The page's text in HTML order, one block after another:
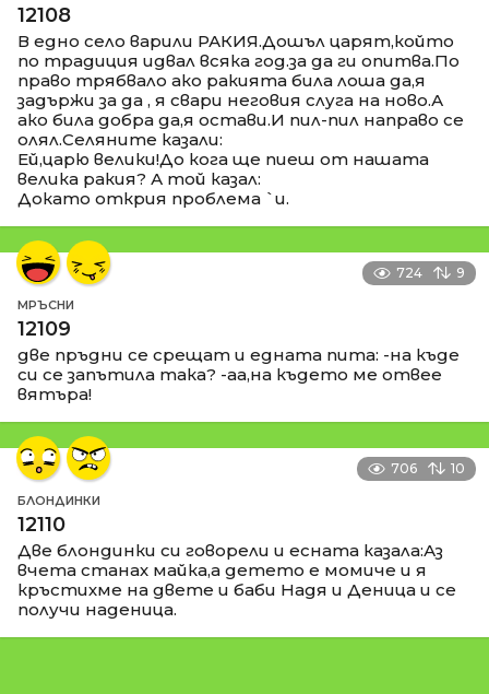
12108
В едно село варили РАКИЯ.Дошъл царят,който
по традиция идвал всяка год.за да ги опитва.По
право трябвало ако ракията била лоша да,я
задържи за да , я свари неговия слуга на ново.А
ако била добра да,я остави.И пил-пил направо се
олял.Селяните казали:
Ей,царю велики!До кога ще пиеш от нашата
велика ракия? А той казал:
Докато открия проблема `и.
724 9
МРЪСНИ
12109
две пръдни се срещат и едната пита: -на къде
си се запътила така? -аа,на където ме отвее
вятъра!
706 10
БЛОНДИНКИ
12110
Две блондинки си говорели и есната казала:Аз
вчета станах майка,а детето е момиче и я
кръстихме на двете и баби Надя и Деница и се
получи наденица.